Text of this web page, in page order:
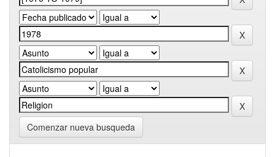
Comenzar nueva busqueda